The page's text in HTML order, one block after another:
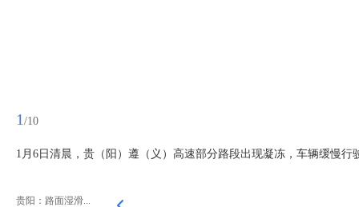
1 /10
1月6日清晨，贵（阳）遵（义）高速部分路段出现凝冻，车辆缓慢
贵阳：路面湿滑...